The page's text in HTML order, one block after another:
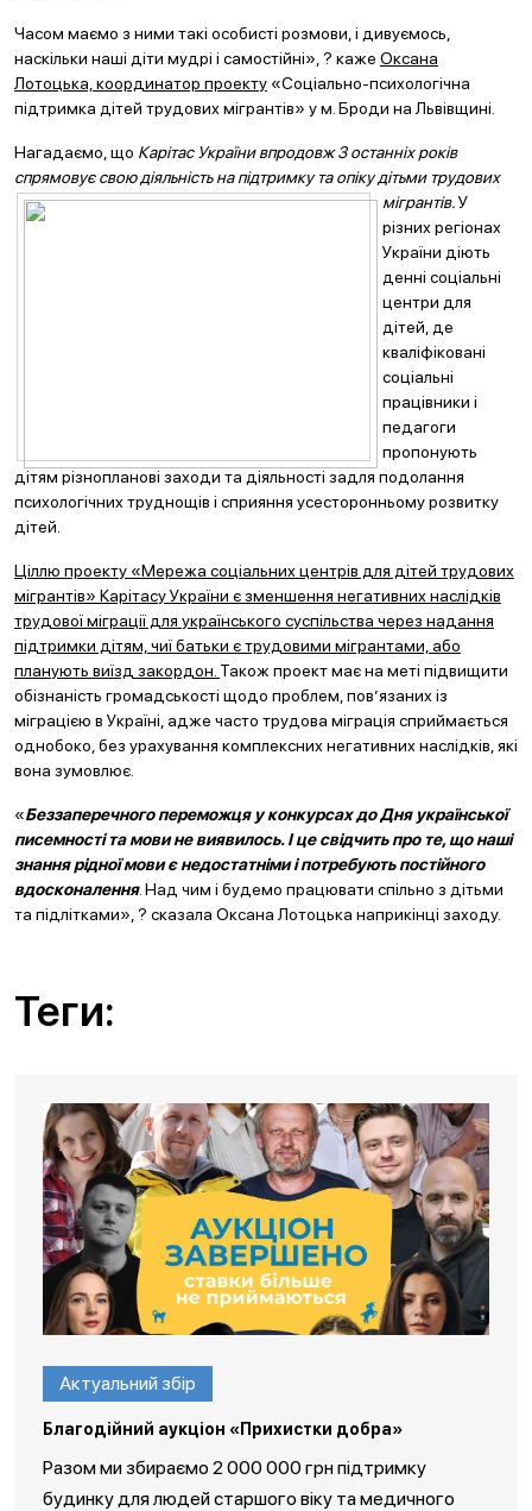
Часом маємо з ними такі особисті розмови, і дивуємось,
наскільки наші діти мудрі і самостійні», ? каже Оксана
Лотоцька, координатор проекту «Соціально-психологічна
підтримка дітей трудових мігрантів» у м. Броди на Львівщині.
Нагадаємо, що Карітас України впродовж 3 останніх років
спрямовує свою діяльність на підтримку та опіку дітьми трудових
мігрантів.У
різних регіонах
України діють
денні соціальні
центри для
дітей, де
кваліфіковані
соціальні
працівники і
педагоги
пропонують
дітям різнопланові заходи та діяльності задля подолання
психологічних труднощів і сприяння усесторонньому розвитку
дітей.
Ціллю проекту «Мережа соціальних центрів для дітей трудових
мігрантів» Карітасу України є зменшення негативних наслідків
трудової міграції для українського суспільства через надання
підтримки дітям, чиї батьки є трудовими мігрантами, або
планують виїзд закордон. Також проект має на меті підвищити
обізнаність громадськості щодо проблем, пов’язаних із
міграцією в Україні, адже часто трудова міграція сприймається
однобоко, без урахування комплексних негативних наслідків, які
вона зумовлює.
«Беззаперечного переможця у конкурсах до Дня української
писемності та мови не виявилось. І це свідчить про те, що наші
знання рідної мови є недостатніми і потребують постійного
вдосконалення. Над чим і будемо працювати спільно з дітьми
та підлітками», ? сказала Оксана Лотоцька наприкінці заходу.
Теги:
Актуальний збір
Благодійний аукціон «Прихистки добра»
Разом ми збираємо 2 000 000 грн підтримку
будинку для людей старшого віку та медичного